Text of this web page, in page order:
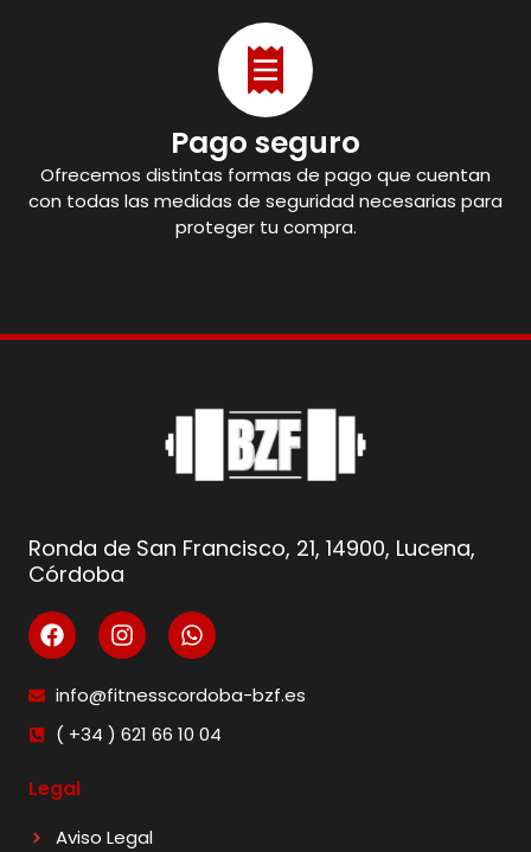
Pago seguro
Ofrecemos distintas formas de pago que cuentan
con todas las medidas de seguridad necesarias para
proteger tu compra.
Ronda de San Francisco, 21, 14900, Lucena,
Córdoba
info@fitnesscordoba-bzf.es
( +34 ) 621 66 10 04
Legal
Aviso Legal